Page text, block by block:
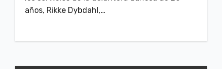
años, Rikke Dybdahl,…